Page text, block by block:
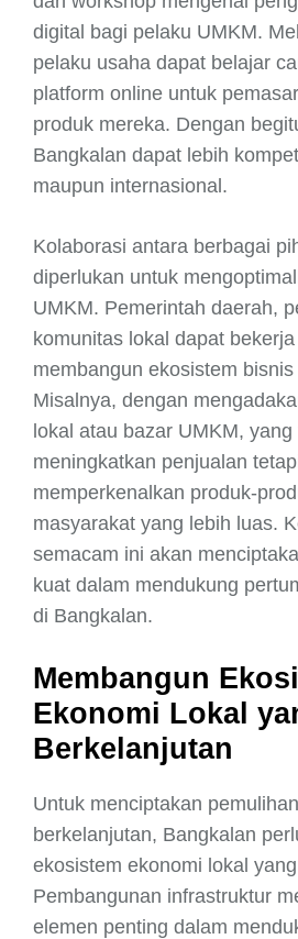
digital bagi pelaku UMKM.
pelaku usaha dapat belajar
platform online untuk
produk mereka. Dengan
Bangkalan dapat lebih
maupun internasional.
Kolaborasi antara berbagai
diperlukan untuk
UMKM. Pemerintah daerah,
komunitas lokal dapat
membangun ekosistem
Misalnya, dengan
lokal atau bazar UMKM,
meningkatkan penjualan
memperkenalkan produk-
masyarakat yang lebih luas.
semacam ini akan
kuat dalam mendukung
di Bangkalan.
Membangun
Ekonomi Lokal
Berkelanjutan
Untuk menciptakan
berkelanjutan, Bangkalan
ekosistem ekonomi lokal
Pembangunan infrastruktur
elemen penting dalam